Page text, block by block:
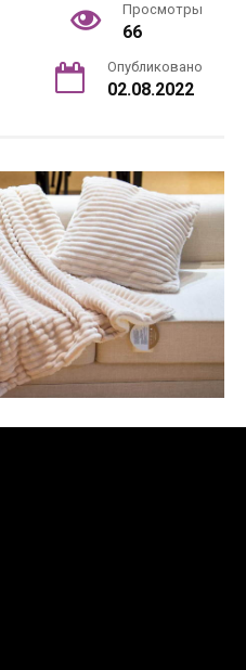
Просмотры
66
Опубликовано
02.08.2022